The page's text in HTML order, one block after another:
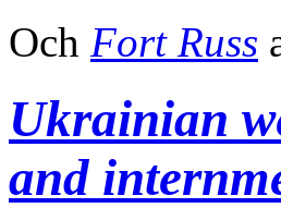
Och Fort Russ
Ukrainian
and